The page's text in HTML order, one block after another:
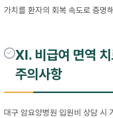
가치를 환자의 회복 속도로 증명
XI. 비급여 면역
주의사항
대구 암요양병원 입원비 상담 시